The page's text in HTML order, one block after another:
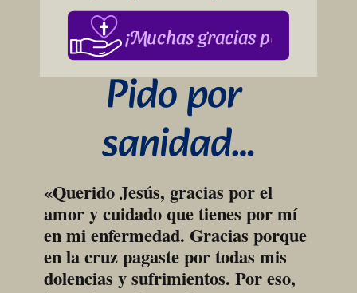
¡Muchas gracias por su
Pido por
sanidad…
«Querido Jesús, gracias por el
amor y cuidado que tienes por mí
en mi enfermedad. Gracias porque
en la cruz pagaste por todas mis
dolencias y sufrimientos. Por eso,